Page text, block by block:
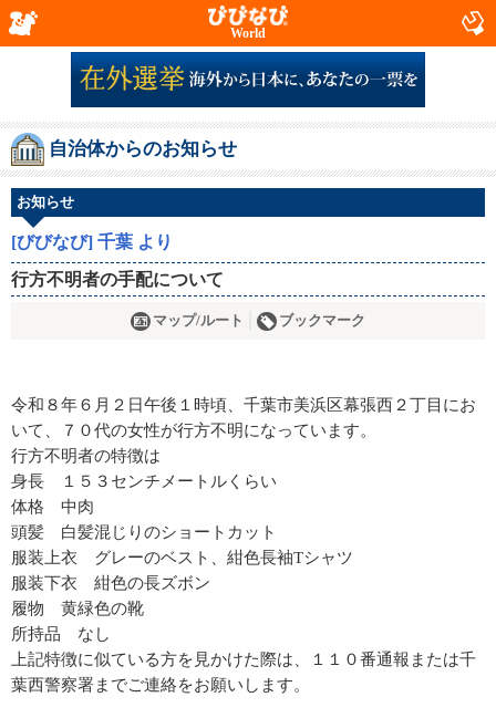
World
自治体からのお知らせ
お知らせ
[びびなび] 千葉 より
行方不明者の手配について
マップ/ルート ブックマーク
令和８年６月２日午後１時頃、千葉市美浜区幕張西２丁目にお
いて、７０代の女性が行方不明になっています。
行方不明者の特徴は
身長 １５３センチメートルくらい
体格 中肉
頭髪 白髪混じりのショートカット
服装上衣 グレーのベスト、紺色長袖Tシャツ
服装下衣 紺色の長ズボン
履物 黄緑色の靴
所持品 なし
上記特徴に似ている方を見かけた際は、１１０番通報または千
葉西警察署までご連絡をお願いします。